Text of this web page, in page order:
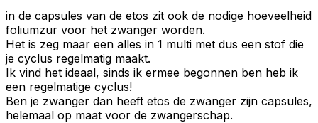
in de capsules van de etos zit ook de nodige hoeveelheid
foliumzur voor het zwanger worden.
Het is zeg maar een alles in 1 multi met dus een stof die
je cyclus regelmatig maakt.
Ik vind het ideaal, sinds ik ermee begonnen ben heb ik
een regelmatige cyclus!
Ben je zwanger dan heeft etos de zwanger zijn capsules,
helemaal op maat voor de zwangerschap.